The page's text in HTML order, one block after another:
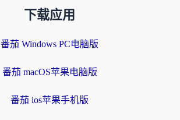
下载应用
番茄 Windows PC电脑版
番茄 macOS苹果电脑版
番茄 ios苹果手机版